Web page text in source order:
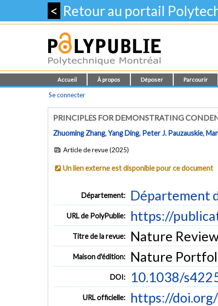
< Retour au portail
Accueil À propos Déposer Parcourir
Se connecter
PRINCIPLES FOR DEMONSTRATING
Zhuoming Zhang,Yang Ding, Peter J. Pauzauskie,
Article de revue (2025)
Un lien externe est disponible pour ce document
Département: Département
URL de PolyPublie: https://
Titre de la revue: Nature
Maison d'édition: Nature
DOI: 10.1038/
URL officielle: https://